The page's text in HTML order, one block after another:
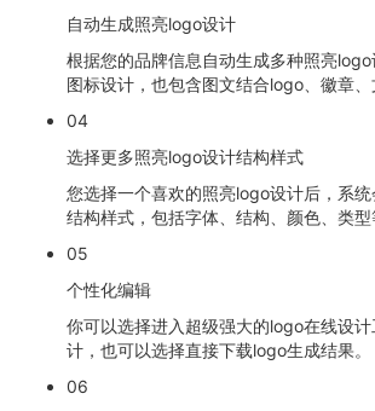
自动生成照亮logo设计
根据您的品牌信息自动生成多种照亮
图标设计，也包含图文结合logo、徽章、
04
选择更多照亮logo设计结构样式
您选择一个喜欢的照亮logo设计后，系
结构样式，包括字体、结构、颜色、类型
05
个性化编辑
你可以选择进入超级强大的logo在线设
计，也可以选择直接下载logo生成结果。
06